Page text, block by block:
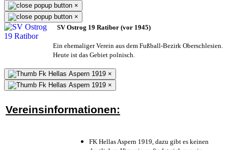
×
×
SV Ostrog 19 Ratibor (vor 1945)
Ein ehemaliger Verein aus dem Fußball-Bezirk Oberschlesien.
Heute ist das Gebiet polnisch.
×
×
Vereinsinformationen:
FK Hellas Aspern 1919, dazu gibt es keinen